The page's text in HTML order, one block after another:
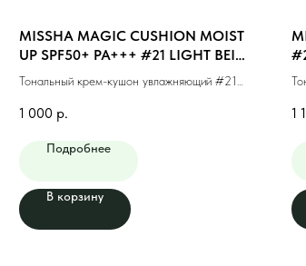
MISSHA MAGIC CUSHION MOIST
UP SPF50+ PA+++ #21 LIGHT BEIGE
(15g)
Тональный крем-кушон увлажняющий #21
1 000 р.
Подробнее
В корзину
1